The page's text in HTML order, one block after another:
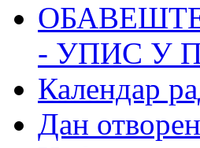
- УПИС У
Календар
Дан